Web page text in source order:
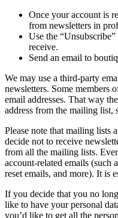
Once your account is
from newsletters in
Use the
receive.
Send an email to
We may use a third-party
newsletters. Some members
email addresses. That way
address from the mailing list,
Please note that mailing lists
decide not to receive
from all the mailing lists.
account-related emails (such
reset emails, and more). It is
If you decide that you no
like to have your personal
you’d like to get all the